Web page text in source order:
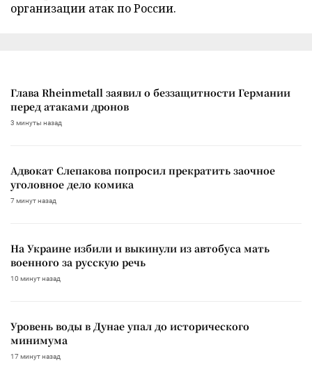
организации атак по России.
Глава Rheinmetall заявил о беззащитности Германии
перед атаками дронов
3 минуты назад
Адвокат Слепакова попросил прекратить заочное
уголовное дело комика
7 минут назад
На Украине избили и выкинули из автобуса мать
военного за русскую речь
10 минут назад
Уровень воды в Дунае упал до исторического
минимума
17 минут назад